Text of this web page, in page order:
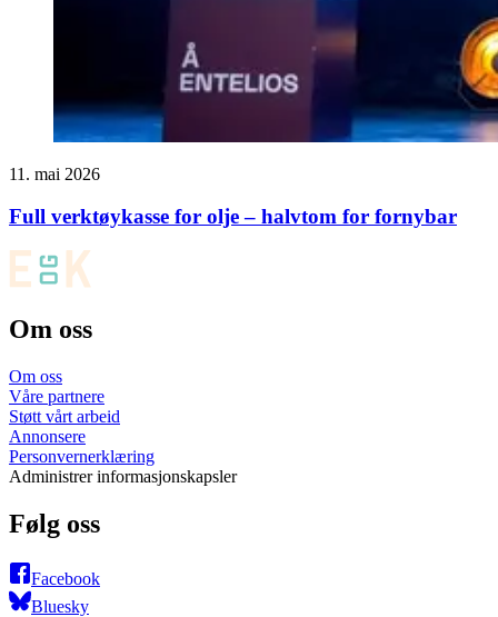
11. mai 2026
Full verktøykasse for olje – halvtom for fornybar
Om oss
Om oss
Våre partnere
Støtt vårt arbeid
Annonsere
Personvernerklæring
Administrer informasjonskapsler
Følg oss
Facebook
Bluesky